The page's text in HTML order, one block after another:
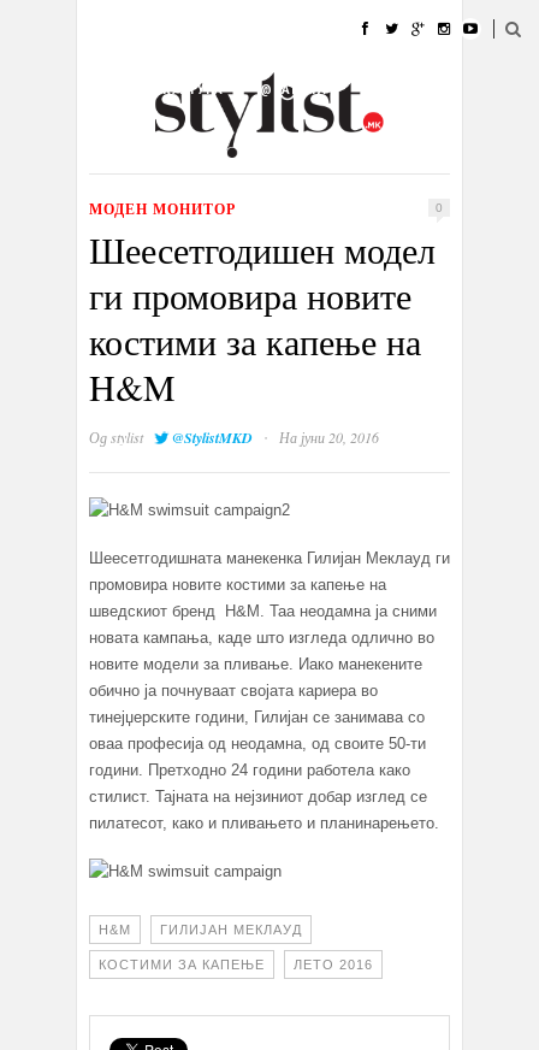
УБАВИНА
КУЛТУРА @РАБОТА
ИЗЛОГ
МОДЕН МОНИТОР 0
Шеесетгодишен модел
ги промовира новите
костими за капење на
H&M
Одstylist @StylistMKD · На јуни 20, 2016
Шеесетгодишната манекенка Гилијан Меклауд ги
промовира новите костими за капење на
шведскиот бренд H&M. Таа неодамна ја сними
новата кампања, каде што изгледа одлично во
новите модели за пливање. Иако манекените
обично ја почнуваат својата кариера во
тинејџерските години, Гилијан се занимава со
оваа професија од неодамна, од своите 50-ти
години. Претходно 24 години работела како
стилист. Тајната на нејзиниот добар изглед се
пилатесот, како и пливањето и планинарењето.
H&M ГИЛИЈАН МЕКЛАУД
КОСТИМИ ЗА КАПЕЊЕ ЛЕТО 2016